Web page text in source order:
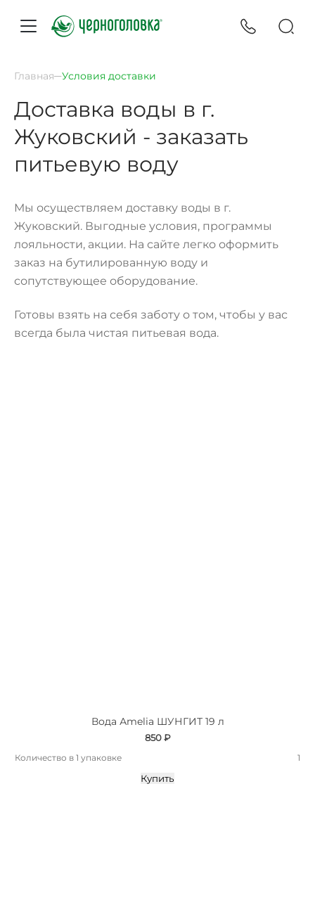
Главная Условия доставки
Доставка воды в г.
Жуковский - заказать
питьевую воду
Мы осуществляем доставку воды в г.
Жуковский. Выгодные условия, программы
лояльности, акции. На сайте легко оформить
заказ на бутилированную воду и
сопутствующее оборудование.
Готовы взять на себя заботу о том, чтобы у вас
всегда была чистая питьевая вода.
Вода Аmelia ШУНГИТ 19 л
850 ₽
Количество в 1 упаковке 1
Купить